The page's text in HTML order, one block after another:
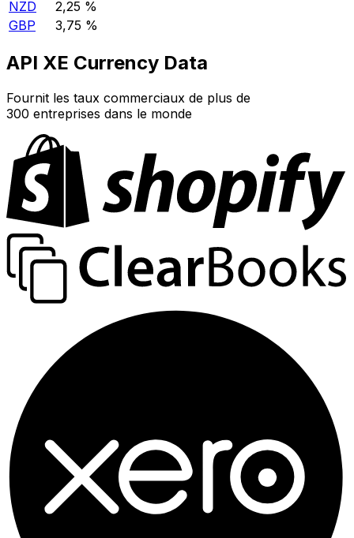
NZD
2,25 %
GBP
3,75 %
API XE Currency Data
Fournit les taux commerciaux de plus de
300 entreprises dans le monde